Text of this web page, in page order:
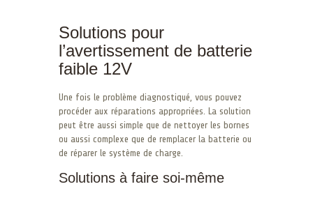
Solutions pour
l’avertissement de batterie
faible 12V
Une fois le problème diagnostiqué, vous pouvez
procéder aux réparations appropriées. La solution
peut être aussi simple que de nettoyer les bornes
ou aussi complexe que de remplacer la batterie ou
de réparer le système de charge.
Solutions à faire soi-même